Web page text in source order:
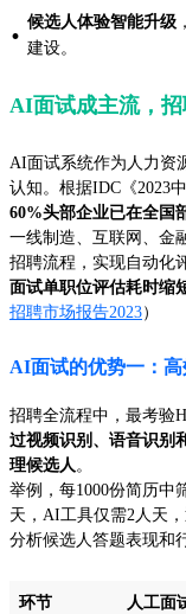
· 候选人体验智能升级
建设。
AI面试成主流，
AI面试系统作为人力资
认知。根据IDC《2023
60%头部企业已在全国
一线制造、互联网、金
招聘流程，实现自动化
面试单职位评估耗时缩
招聘市场报告2023）
AI面试的优势一：
招聘全流程中，最考验
过视频识别、语音识别
理候选人。
举例，每1000份简历中
天，AI工具仅需2人天
分析候选人答题表现和
环节 人工面